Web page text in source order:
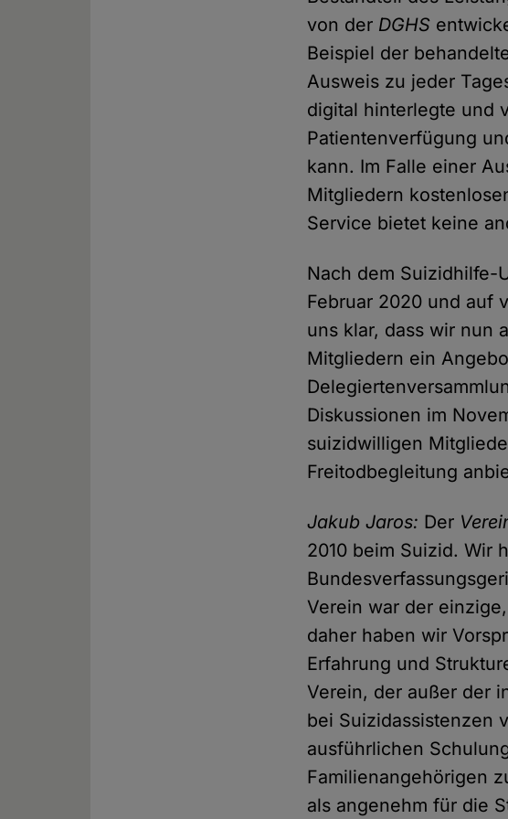
von der DGHS
Beispiel der
Ausweis zu jeder
digital hinterlegte und
Patientenverfügung
kann. Im Falle einer
Mitgliedern
Service bietet keine
Nach dem Suizidhilfe-
Februar 2020 und auf
uns klar, dass wir nun
Mitgliedern ein
Diskussionen im
suizidwilligen
Freitodbegleitung
Jakub Jaros: Der
2010 beim Suizid. Wir
Verein war der
daher haben wir
Erfahrung und
Verein, der außer der
bei Suizidassistenzen
ausführlichen
Familienangehörigen
als angenehm für die